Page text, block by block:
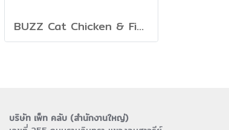
BUZZ Cat Chicken & Fish - อาหารลูกแมวและแมวโต สูตรไก่และปลา
บริษัท เพ็ท คลับ (สำนักงานใหญ่)